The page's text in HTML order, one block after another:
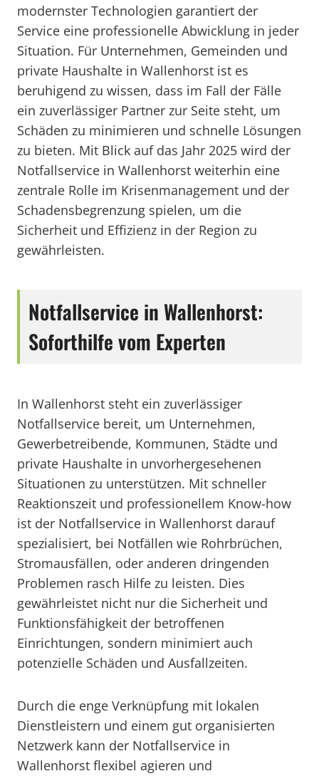
modernster Technologien garantiert der
Service eine professionelle Abwicklung in jeder
Situation. Für Unternehmen, Gemeinden und
private Haushalte in Wallenhorst ist es
beruhigend zu wissen, dass im Fall der Fälle
ein zuverlässiger Partner zur Seite steht, um
Schäden zu minimieren und schnelle Lösungen
zu bieten. Mit Blick auf das Jahr 2025 wird der
Notfallservice in Wallenhorst weiterhin eine
zentrale Rolle im Krisenmanagement und der
Schadensbegrenzung spielen, um die
Sicherheit und Effizienz in der Region zu
gewährleisten.
Notfallservice in Wallenhorst:
Soforthilfe vom Experten
In Wallenhorst steht ein zuverlässiger
Notfallservice bereit, um Unternehmen,
Gewerbetreibende, Kommunen, Städte und
private Haushalte in unvorhergesehenen
Situationen zu unterstützen. Mit schneller
Reaktionszeit und professionellem Know-how
ist der Notfallservice in Wallenhorst darauf
spezialisiert, bei Notfällen wie Rohrbrüchen,
Stromausfällen, oder anderen dringenden
Problemen rasch Hilfe zu leisten. Dies
gewährleistet nicht nur die Sicherheit und
Funktionsfähigkeit der betroffenen
Einrichtungen, sondern minimiert auch
potenzielle Schäden und Ausfallzeiten.
Durch die enge Verknüpfung mit lokalen
Dienstleistern und einem gut organisierten
Netzwerk kann der Notfallservice in
Wallenhorst flexibel agieren und